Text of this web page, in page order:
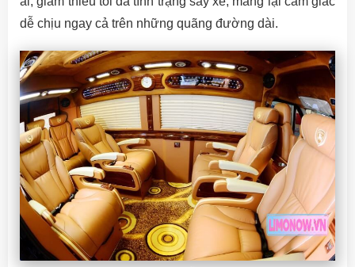
dễ chịu ngay cả trên những quãng đường dài.